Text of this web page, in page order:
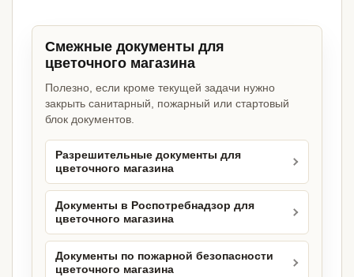
Смежные документы для
цветочного магазина
Полезно, если кроме текущей задачи нужно
закрыть санитарный, пожарный или стартовый
блок документов.
Разрешительные документы для
цветочного магазина
Документы в Роспотребнадзор для
цветочного магазина
Документы по пожарной безопасности
цветочного магазина